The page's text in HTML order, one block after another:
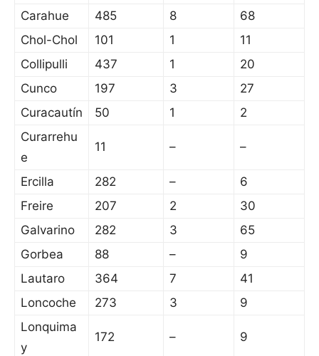
Carahue
485 8
68
Chol-Chol
101 1
11
Collipulli
437 1
20
Cunco
197 3
27
Curacautín
50 1
2
Curarrehu
e
11 – –
Ercilla 282 –
6
Freire
207 2
30
Galvarino
282 3
65
Gorbea
88 –
9
Lautaro
364 7
41
Loncoche
273 3
9
Lonquima
y
172 – 9